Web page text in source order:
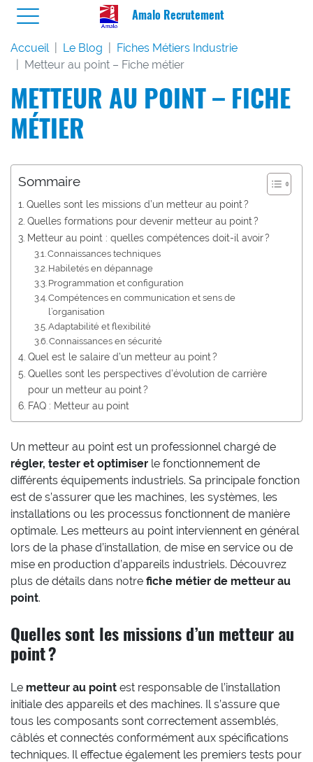
Amalo Recrutement
Accueil Le Blog
Fiches Métiers Industrie
Metteur au point – Fiche métier
METTEUR AU POINT – FICHE
MÉTIER
Sommaire
Quelles sont les missions d’un metteur au point ?
Quelles formations pour devenir metteur au point ?
Metteur au point : quelles compétences doit-il avoir ?
Connaissances techniques
Habiletés en dépannage
Programmation et configuration
Compétences en communication et sens de
l’organisation
Adaptabilité et flexibilité
Connaissances en sécurité
Quel est le salaire d’un metteur au point ?
Quelles sont les perspectives d’évolution de carrière
pour un metteur au point ?
FAQ : Metteur au point
Un metteur au point est un professionnel chargé de
régler, tester et optimiser le fonctionnement de
différents équipements industriels. Sa principale fonction
est de s’assurer que les machines, les systèmes, les
installations ou les processus fonctionnent de manière
optimale. Les metteurs au point interviennent en général
lors de la phase d’installation, de mise en service ou de
mise en production d’appareils industriels. Découvrez
plus de détails dans notre fiche métier de metteur au
point.
Quelles sont les missions d’un metteur au
point ?
Le metteur au point est responsable de l’installation
initiale des appareils et des machines. Il s’assure que
tous les composants sont correctement assemblés,
câblés et connectés conformément aux spécifications
techniques. Il effectue également les premiers tests pour